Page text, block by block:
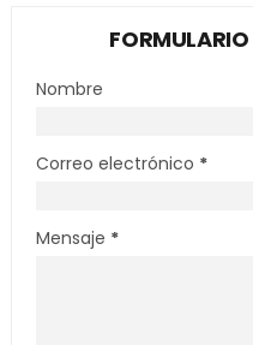
Nombre
Correo electrónico *
Mensaje *